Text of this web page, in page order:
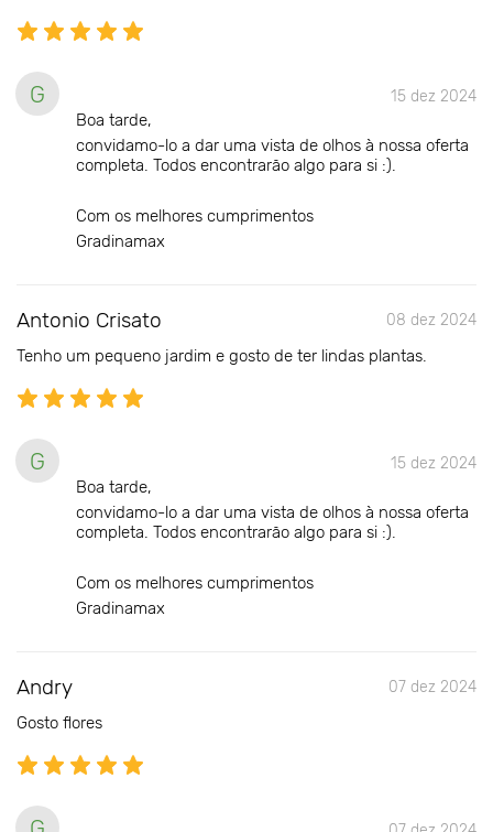
G 15 dez 2024
Boa tarde,
convidamo-lo a dar uma vista de olhos à nossa oferta
completa. Todos encontrarão algo para si :).
Com os melhores cumprimentos
Gradinamax
Antonio Crisato 08 dez 2024
Tenho um pequeno jardim e gosto de ter lindas plantas.
G 15 dez 2024
Boa tarde,
convidamo-lo a dar uma vista de olhos à nossa oferta
completa. Todos encontrarão algo para si :).
Com os melhores cumprimentos
Gradinamax
Andry 07 dez 2024
Gosto flores